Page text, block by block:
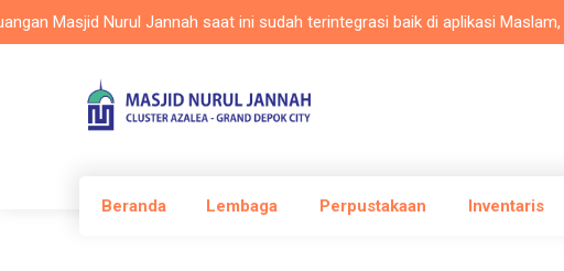
Masjid Nurul Jannah saat ini sudah terintegrasi baik di aplikasi Maslam,
Beranda Lembaga Perpustakaan Inventaris